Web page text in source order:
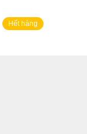
Hết hàng